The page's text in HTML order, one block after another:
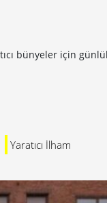
bünyeler için
Yaratıcı İlham